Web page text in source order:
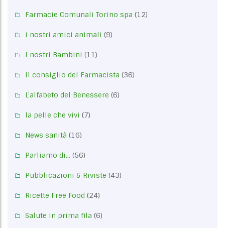
Farmacie Comunali Torino spa (12)
i nostri amici animali (9)
I nostri Bambini (11)
Il consiglio del Farmacista (36)
L'alfabeto del Benessere (6)
la pelle che vivi (7)
News sanità (16)
Parliamo di… (56)
Pubblicazioni & Riviste (43)
Ricette Free Food (24)
Salute in prima fila (6)